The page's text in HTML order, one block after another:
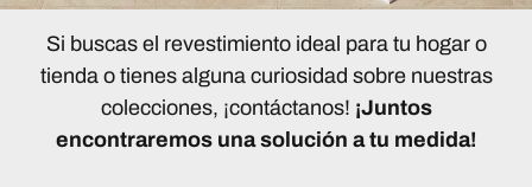
Si buscas el revestimiento ideal para tu hogar o
tienda o tienes alguna curiosidad sobre nuestras
colecciones, ¡contáctanos! ¡Juntos
encontraremos una solución a tu medida!